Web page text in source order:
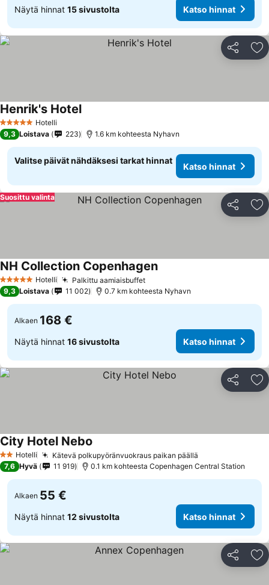
Näytä hinnat 15 sivustolta Katso hinnat
Jaa
5 Tähtiluokitus
Hotelli
Henrik's Hotel
9,3 Loistava 223 1.6 km kohteesta Nyhavn
Valitse päivät nähdäksesi tarkat hinnat
Katso hinnat
Jaa
Suosittu valinta
5 Tähtiluokitus
Hotelli Palkittu aamiaisbuffet
NH Collection Copenhagen
9,3 Loistava 11 002 0.7 km kohteesta Nyhavn
Alkaen 168 €
Näytä hinnat 16 sivustolta Katso hinnat
Jaa
2 Tähtiluokitus
Hotelli Kätevä polkupyöränvuokraus paikan päällä
City Hotel Nebo
7,6 Hyvä 11 919 0.1 km kohteesta Copenhagen Central Station
Alkaen 55 €
Näytä hinnat 12 sivustolta Katso hinnat
Jaa